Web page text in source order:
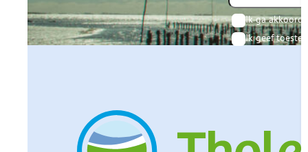
Consent*
Ik ga akkoord
Consent*
Ik geef